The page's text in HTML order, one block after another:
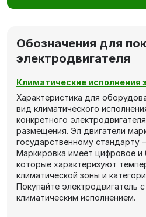
Обозначения для
электродвигателя
Климатические исполнения
Характеристика для
вид климатического
конкретного
размещения. Эл двигатели
государственному стандарту
Маркировка имеет цифровое и
которые характеризуют
климатической зоны и
Покупайте электродвигатель
климатическим исполнением.